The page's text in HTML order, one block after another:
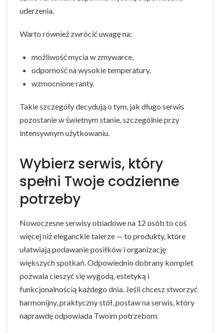
uderzenia.
Warto również zwrócić uwagę na:
możliwość mycia w zmywarce,
odporność na wysokie temperatury,
wzmocnione ranty.
Takie szczegóły decydują o tym, jak długo serwis
pozostanie w świetnym stanie, szczególnie przy
intensywnym użytkowaniu.
Wybierz serwis, który
spełni Twoje codzienne
potrzeby
Nowoczesne serwisy obiadowe na 12 osób to coś
więcej niż eleganckie talerze — to produkty, które
ułatwiają podawanie posiłków i organizację
większych spotkań. Odpowiednio dobrany komplet
pozwala cieszyć się wygodą, estetyką i
funkcjonalnością każdego dnia. Jeśli chcesz stworzyć
harmonijny, praktyczny stół, postaw na serwis, który
naprawdę odpowiada Twoim potrzebom.